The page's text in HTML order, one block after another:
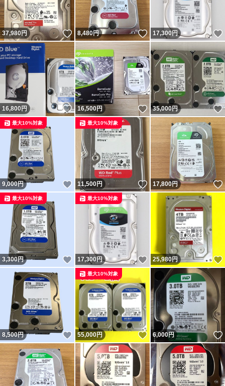
37,980円 いいね！
8,480円 いいね！
17,300円
16,800円 いいね！
16,500円 いいね！
35,000円
9,000円 いいね！
最大10%対象
11,500円 いいね！
最大10%対象
17,800円
3,300円 いいね！
最大10%対象
17,300円 いいね！
最大10%対象
25,980円
8,500円 いいね！
55,000円 いいね！
最大10%対象
6,000円